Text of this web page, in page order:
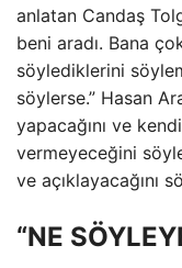
anlatan Candaş
beni aradı. Bana
söylediklerini
söylerse.” Hasan
yapacağını ve
vermeyeceğini
ve açıklayacağını
“NE